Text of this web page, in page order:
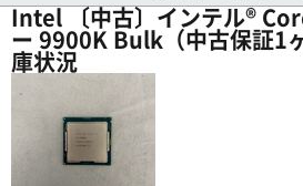
Intel 〔中古〕インテル®
ー 9900K Bulk（中古保証1
庫状況